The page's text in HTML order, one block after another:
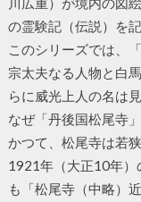
の霊験記（伝説）を
このシリーズでは、
宗太夫なる人物と白
らに威光上人の名は
なぜ「丹後国松尾寺
かつて、松尾寺は若
1921年（大正10年）
も「松尾寺（中略）